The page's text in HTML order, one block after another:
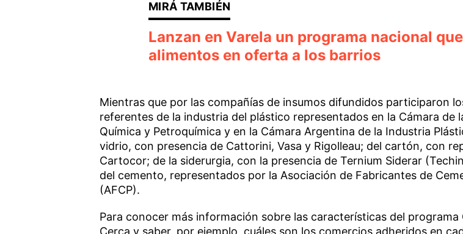
Lanzan en Varela un programa nacional
alimentos en oferta a los barrios
Mientras que por las compañías de insumos difundidos participaron
referentes de la industria del plástico representados en la Cámara de
Química y Petroquímica y en la Cámara Argentina de la Industria
vidrio, con presencia de Cattorini, Vasa y Rigolleau; del cartón, con
Cartocor; de la siderurgia, con la presencia de Ternium Siderar
del cemento, representados por la Asociación de Fabricantes de
(AFCP).
Para conocer más información sobre las características del programa
Cerca y saber, por ejemplo, cuáles son los comercios adheridos en